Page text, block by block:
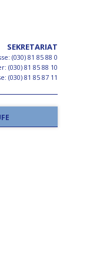
SEKRETARIAT
(030) 81 85 88 0
(030) 81 85 88 10
(030) 81 85 87 11